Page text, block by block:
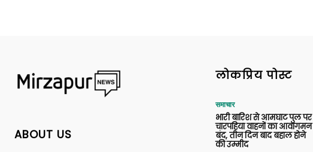
ABOUT US
लोकप्रिय पोस्ट
समाचार
भारी बारिश से आमघाट पुल पर
चारपहिया वाहनों का आवागमन
बंद, तीन दिन बाद बहाल होने
की उम्मीद